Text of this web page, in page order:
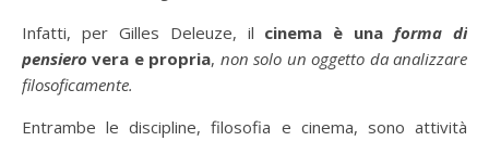
Infatti, per Gilles Deleuze, il cinema è unaforma di
pensiero vera e propria, non solo un oggetto da analizzare
filosoficamente.
Entrambe le discipline, filosofia e cinema, sono attività